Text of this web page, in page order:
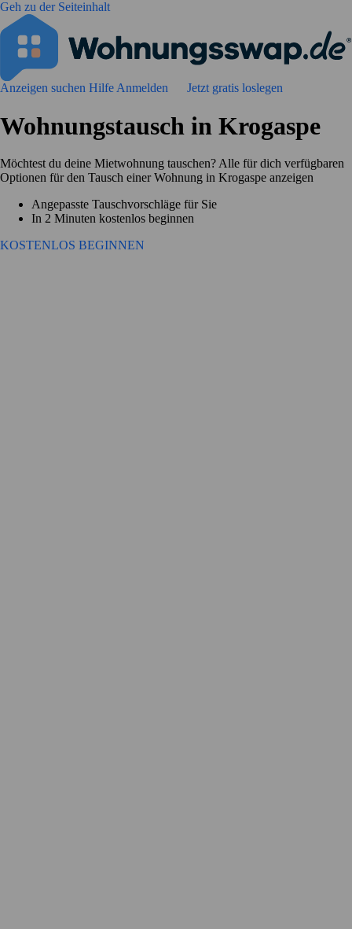
Geh zu der Seiteinhalt
Anzeigen suchen Hilfe Anmelden Jetzt gratis loslegen
Wohnungstausch in Krogaspe
Möchtest du deine Mietwohnung tauschen? Alle für dich verfügbaren
Optionen für den Tausch einer Wohnung in Krogaspe anzeigen
Angepasste Tauschvorschläge für Sie
In 2 Minuten kostenlos beginnen
KOSTENLOS BEGINNEN